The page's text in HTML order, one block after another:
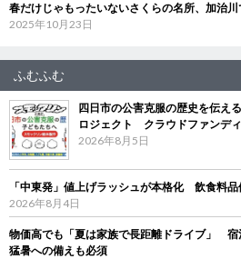
春だけじゃもったいないさくらの名所、加治
2025年10月23日
ふむふむ
四日市の公害克服の歴史を伝え
ロジェクト クラウドファンデ
2026年8月5日
「中東発」値上げラッシュが本格化 飲食料
2026年8月4日
物価高でも「夏は家族で長距離ドライブ」 宿
猛暑への備えも必須